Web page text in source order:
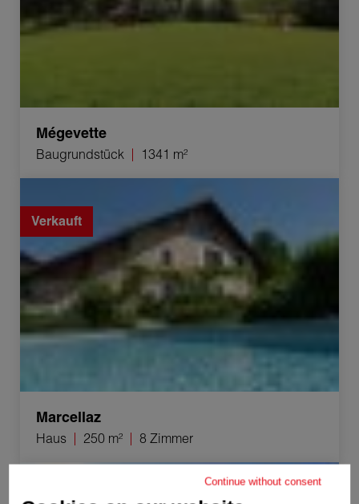
Mégevette
Baugrundstück 1341 m²
Verkauft
Marcellaz
Haus 250 m² 8 Zimmer
Verkauf Haus Villard 7 Zimmer 250 m²Continue without consent